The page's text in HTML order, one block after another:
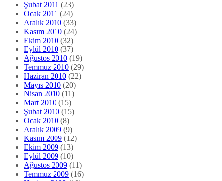
Şubat 2011 (23)
Ocak 2011 (24)
Aralık 2010 (33)
Kasım 2010 (24)
Ekim 2010 (32)
Eylül 2010 (37)
Ağustos 2010 (19)
Temmuz 2010 (29)
Haziran 2010 (22)
Mayıs 2010 (20)
Nisan 2010 (11)
Mart 2010 (15)
Şubat 2010 (15)
Ocak 2010 (8)
Aralık 2009 (9)
Kasım 2009 (12)
Ekim 2009 (13)
Eylül 2009 (10)
Ağustos 2009 (11)
Temmuz 2009 (16)